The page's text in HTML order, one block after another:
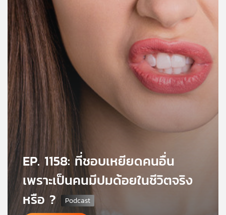
ข่าว
และ
กิจกรรม
เกี่ยว
กับ
เรา
เครือ
ข่าย
วิทยุ
ไทย
EP. 1158: ที่ชอบเหยียดคนอื่น
เพราะเป็นคนมีปมด้อยในชีวิตจริง
หรือ ?